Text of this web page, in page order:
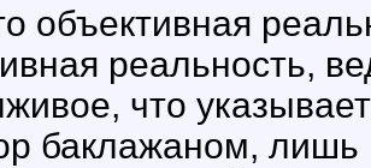
объективная
реальность,
что
баклажаном, лишь